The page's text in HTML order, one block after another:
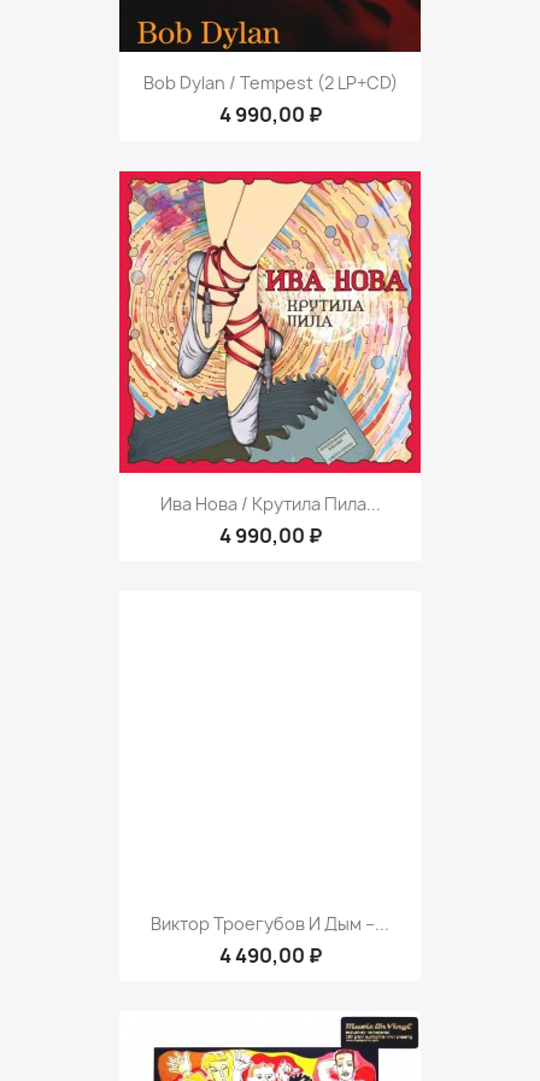
Bob Dylan / Tempest (2 LP+CD)
4 990,00 ₽
Ива Нова / Крутила Пила...
4 990,00 ₽
Виктор Троегубов И Дым ‎–...
4 490,00 ₽